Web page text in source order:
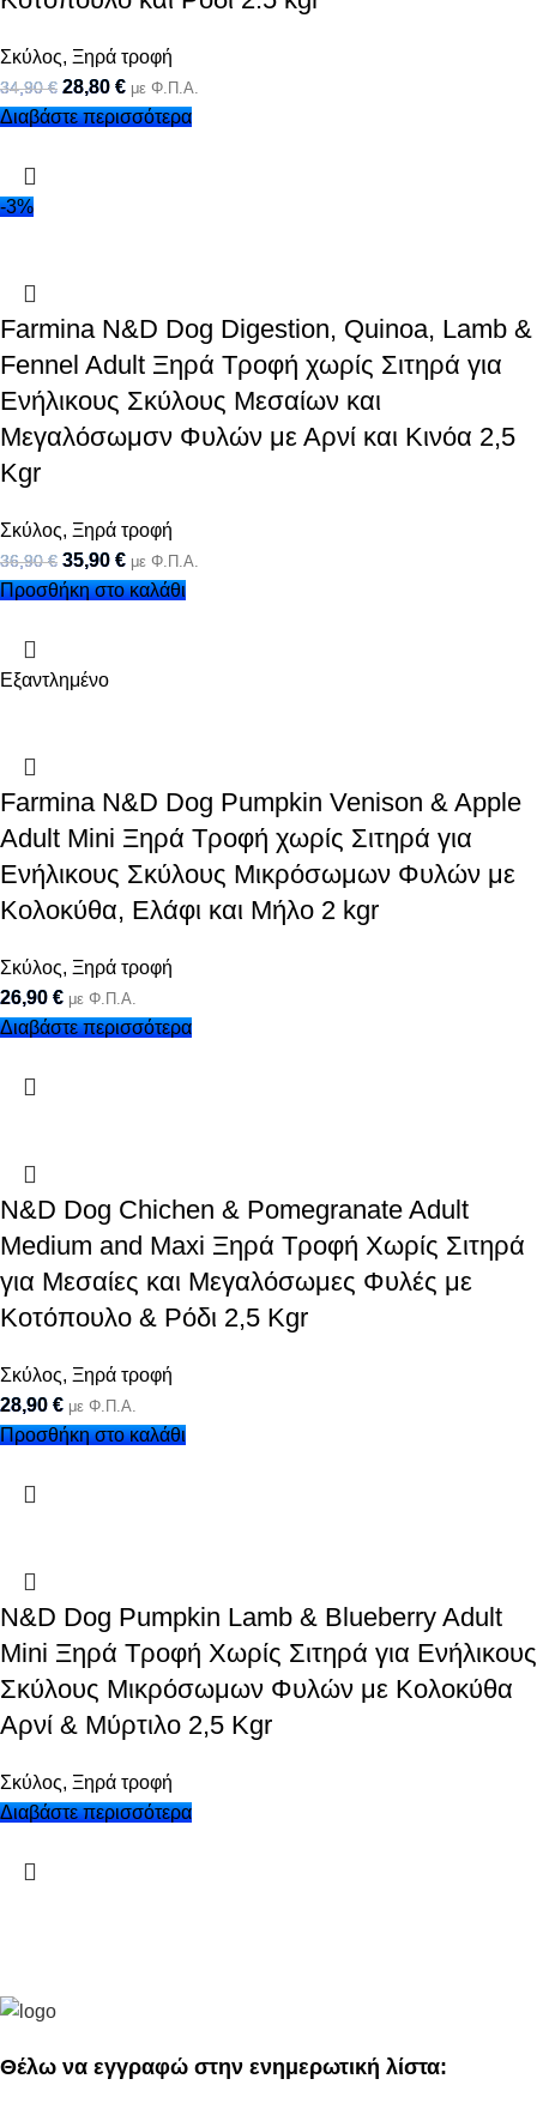
Σκύλος, Ξηρά τροφή
34,90€ 28,80 € με Φ.Π.Α.
Διαβάστε περισσότερα
-3%
Farmina N&D Dog Digestion, Quinoa, Lamb &
Fennel Adult Ξηρά Τροφή χωρίς Σιτηρά για
Ενήλικους Σκύλους Μεσαίων και
Μεγαλόσωμσν Φυλών με Αρνί και Κινόα 2,5
Kgr
Σκύλος, Ξηρά τροφή
36,90€ 35,90 € με Φ.Π.Α.
Προσθήκη στο καλάθι
Εξαντλημένο
Farmina N&D Dog Pumpkin Venison & Apple
Adult Mini Ξηρά Τροφή χωρίς Σιτηρά για
Ενήλικους Σκύλους Μικρόσωμων Φυλών με
Κολοκύθα, Ελάφι και Μήλο 2 kgr
Σκύλος, Ξηρά τροφή
26,90 € με Φ.Π.Α.
Διαβάστε περισσότερα
N&D Dog Chichen & Pomegranate Adult
Medium and Maxi Ξηρά Τροφή Χωρίς Σιτηρά
για Μεσαίες και Μεγαλόσωμες Φυλές με
Κοτόπουλο & Ρόδι 2,5 Kgr
Σκύλος, Ξηρά τροφή
28,90 € με Φ.Π.Α.
Προσθήκη στο καλάθι
N&D Dog Pumpkin Lamb & Blueberry Adult
Mini Ξηρά Τροφή Χωρίς Σιτηρά για Ενήλικους
Σκύλους Μικρόσωμων Φυλών με Κολοκύθα
Αρνί & Μύρτιλο 2,5 Kgr
Σκύλος, Ξηρά τροφή
Διαβάστε περισσότερα
Θέλω να εγγραφώ στην ενημερωτική λίστα: